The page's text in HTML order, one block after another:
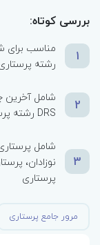
بررسی کوتاه:
1
مناسب برای
رشته
2
DRS رشته پرستاری
3
شامل
نوزادان،
پرستاری
مرور جامع پرستاری